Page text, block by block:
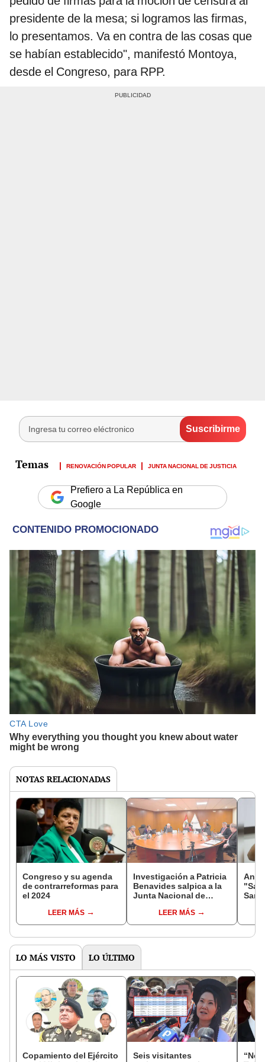
presidente de la mesa; si logramos las firmas,
lo presentamos. Va en contra de las cosas que
se habían establecido", manifestó Montoya,
desde el Congreso, para RPP.
RENOVACIÓN POPULAR JUNTA NACIONAL DE JUSTICIA
Prefiero a La República en
Google
NOTAS RELACIONADAS
Congreso y su agenda
de contrarreformas para
el 2024
LEER MÁS
Investigación a Patricia
Benavides salpica a la
Junta Nacional de
LEER MÁS
San
LO MÁS VISTO LO ÚLTIMO
Copamiento del Ejército
Seis visitantes
“No